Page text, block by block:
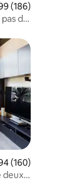
moyenne
(186)
de
: 4,97 sur 5
moyenne
(160)
deux